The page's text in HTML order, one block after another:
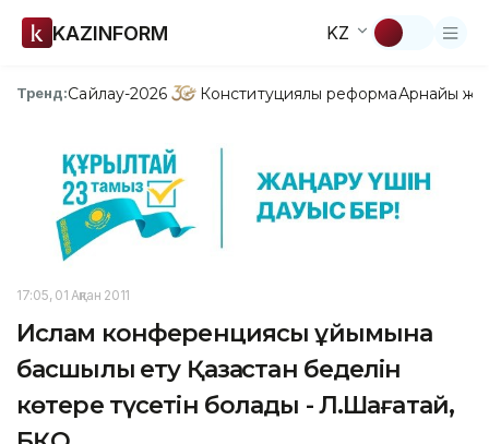
KAZINFORM KZ
Тренд:Сайлау-2026 Конституциялық реформаАрнайы
17:05, 01 Ақпан 2011
Ислам конференциясы ұйымына
басшылық ету Қазақстан беделін
көтере түсетін болады - Л.Шағатай,